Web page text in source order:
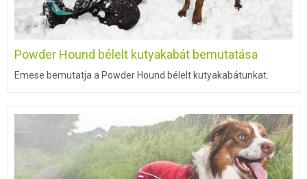
Powder Hound bélelt kutyakabát bemutatása
Emese bemutatja a Powder Hound bélelt kutyakabátunkat.